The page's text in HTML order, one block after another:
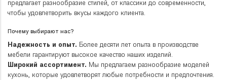
предлагает разнообразие стилей, от классики до современности,
чтобы удовлетворить вкусы каждого клиента.
Почему выбирают нас?
Надежность и опыт. Более десяти лет опыта в производстве
мебели гарантируют высокое качество наших изделий.
Широкий ассортимент. Мы предлагаем разнообразие моделей
кухонь, которые удовлетворят любые потребности и предпочтения.